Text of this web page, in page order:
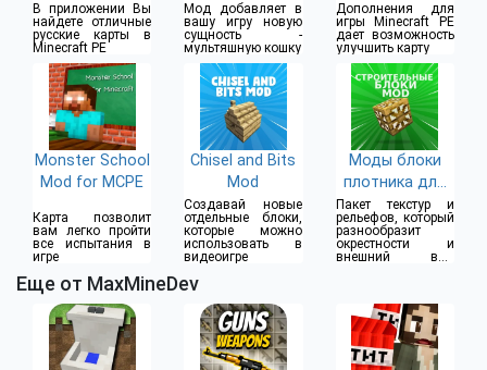
PE
В приложении Вы
найдете отличные
русские карты в
Minecraft PE
Minecraft
Мод добавляет в
вашу игру новую
сущность -
мультяшную кошку
Minecraft PE
Дополнения для
игры Minecraft PE
дает возможность
улучшить карту
Monster School
Mod for MCPE
Карта позволит
вам легко пройти
все испытания в
игре
Chisel and Bits
Mod
Создавай новые
отдельные блоки,
которые можно
использовать в
видеоигре
Моды блоки
плотника для
Майнкрафт ПЕ
Пакет текстур и
рельефов, который
разнообразит
окрестности и
внешний вид
Еще от MaxMineDev